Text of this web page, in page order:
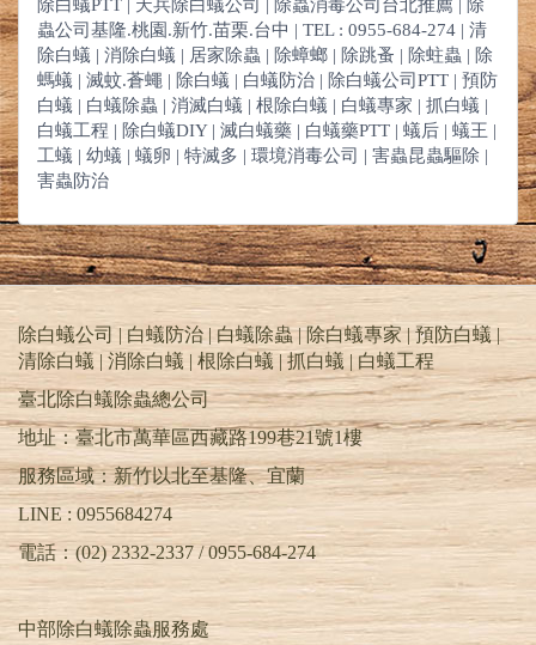
除白蟻PTT | 天兵除白蟻公司 | 除蟲消毒公司台北推薦 | 除
蟲公司基隆.桃園.新竹.苗栗.台中 | TEL : 0955-684-274 | 清
除白蟻 | 消除白蟻 | 居家除蟲 | 除蟑螂 | 除跳蚤 | 除蛀蟲 | 除
螞蟻 | 滅蚊.蒼蠅 | 除白蟻 | 白蟻防治 | 除白蟻公司PTT | 預防
白蟻 | 白蟻除蟲 | 消滅白蟻 | 根除白蟻 | 白蟻專家 | 抓白蟻 |
白蟻工程 | 除白蟻DIY | 滅白蟻藥 | 白蟻藥PTT | 蟻后 | 蟻王 |
工蟻 | 幼蟻 | 蟻卵 | 特滅多 | 環境消毒公司 | 害蟲昆蟲驅除 |
害蟲防治
除白蟻公司 | 白蟻防治 | 白蟻除蟲 | 除白蟻專家 | 預防白蟻 |
清除白蟻 | 消除白蟻 | 根除白蟻 | 抓白蟻 | 白蟻工程
臺北除白蟻除蟲總公司
地址：臺北市萬華區西藏路199巷21號1樓
服務區域：新竹以北至基隆、宜蘭
LINE : 0955684274
電話：(02) 2332-2337 / 0955-684-274
中部除白蟻除蟲服務處